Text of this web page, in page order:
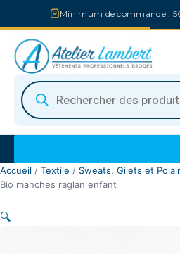
au
contenu
Minimum de commande :
Recherche
de
produits
Accueil / Textile / Sweats, Gilets et
Bio manches raglan enfant
🔍